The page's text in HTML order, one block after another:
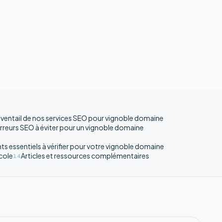
de nos services SEO pour vignoble domaine
SEO à éviter pour un vignoble domaine
essentiels à vérifier pour votre vignoble domaine
14Articles et ressources complémentaires